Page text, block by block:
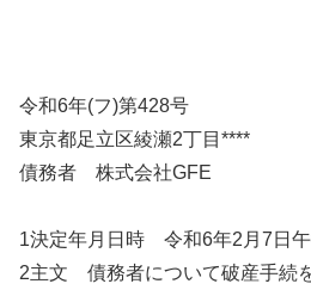
令和6年(フ)第428号
東京都足立区綾瀬2丁目****
債務者 株式会社GFE
1決定年月日時 令和6年2月7日
2主文 債務者について破産手続